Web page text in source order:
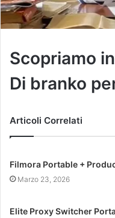
Scopriamo
Di branko
Articoli Correlati
Filmora Portable +
Marzo 23, 2026
Elite Proxy Switcher